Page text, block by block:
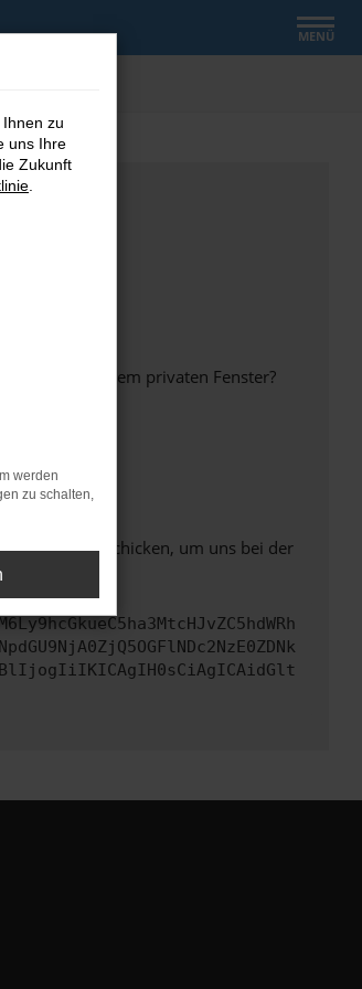
MENÜ
oder in einem privaten Fenster?
werden.
diesen Text schicken, um uns bei der
zu
uns Ihre
Zukunft
werden
zu schalten,